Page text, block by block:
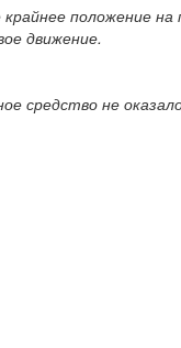
положение на
движение.
средство не